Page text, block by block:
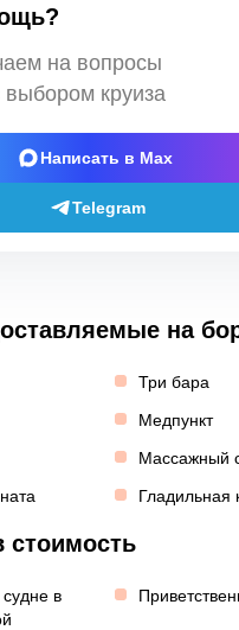
на вопросы
круиза
Написать в Max
Telegram
на
Три бара
Медпункт
Массажный
Гладильная
стоимость
в